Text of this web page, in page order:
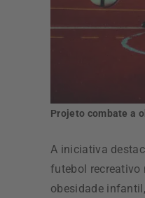
Projeto combate a
A iniciativa
futebol recreativo
obesidade